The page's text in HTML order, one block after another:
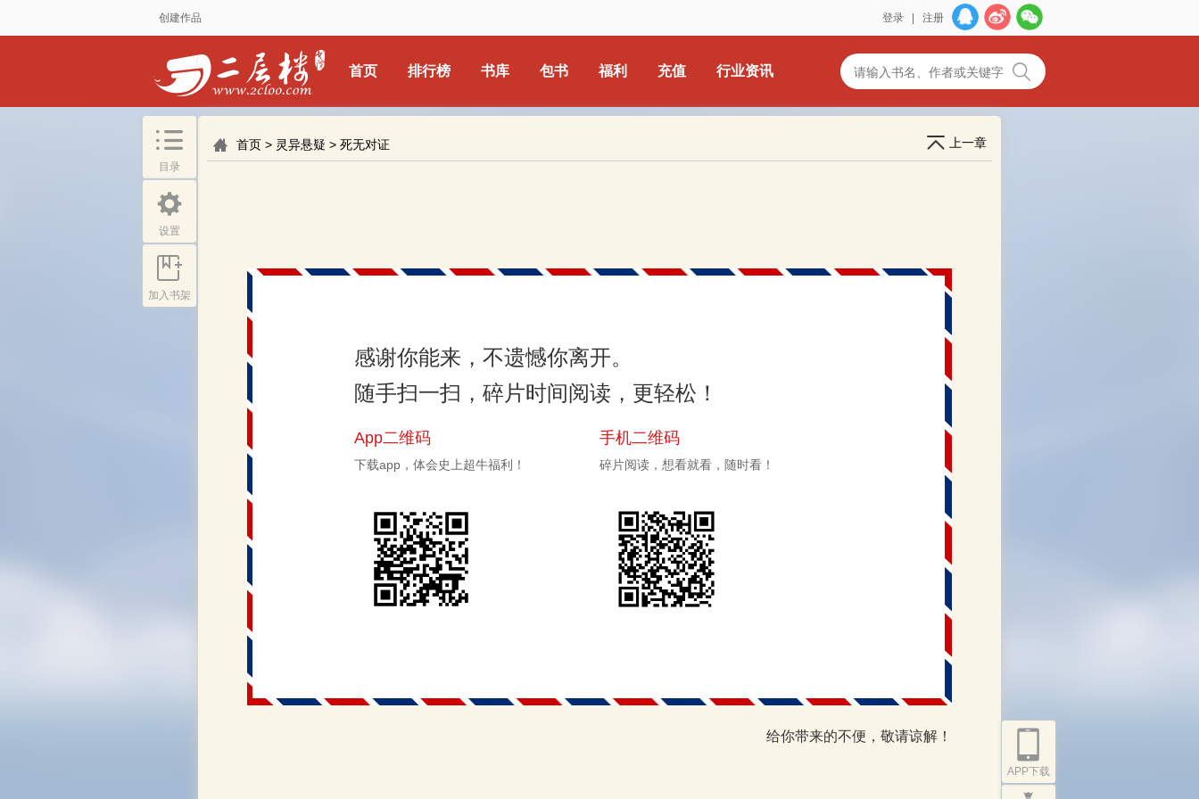
创建作品 登录 注册
首页 排行榜 书库 包书 福利 充值 行业资讯
首页 > 灵异悬疑 > 死无对证 上一章
感谢你能来，不遗憾你离开。
随手扫一扫，碎片时间阅读，更轻松！
App二维码
下载app，体会史上超牛福利！
手机二维码
碎片阅读，想看就看，随时看！
给你带来的不便，敬请谅解！
目录
设置
加入书架
APP下载